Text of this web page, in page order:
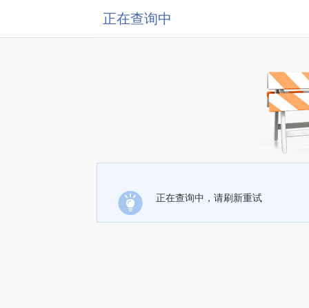
正在查询中
正在查询中，请刷新重试